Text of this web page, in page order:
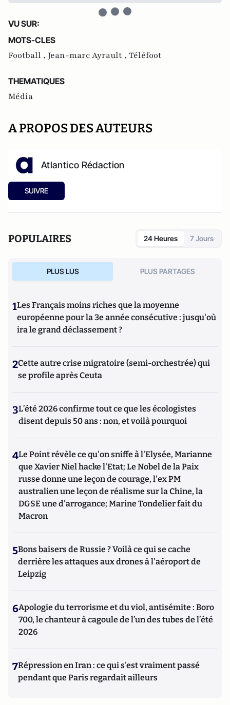
VU SUR:
MOTS-CLES
Football , Jean-marc Ayrault , Téléfoot
THEMATIQUES
Média
A PROPOS DES AUTEURS
Atlantico Rédaction
SUIVRE
POPULAIRES 24 Heures 7 Jours
PLUS LUS PLUS PARTAGES
1Les Français moins riches que la moyenne
européenne pour la 3e année consécutive : jusqu'où
ira le grand déclassement ?
2Cette autre crise migratoire (semi-orchestrée) qui
se profile après Ceuta
3L’été 2026 confirme tout ce que les écologistes
disent depuis 50 ans : non, et voilà pourquoi
4Le Point révèle ce qu'on sniffe à l'Elysée, Marianne
que Xavier Niel hacke l'Etat; Le Nobel de la Paix
russe donne une leçon de courage, l'ex PM
australien une leçon de réalisme sur la Chine, la
DGSE une d'arrogance; Marine Tondelier fait du
Macron
5Bons baisers de Russie ? Voilà ce qui se cache
derrière les attaques aux drones à l'aéroport de
Leipzig
6Apologie du terrorisme et du viol, antisémite : Boro
700, le chanteur à cagoule de l’un des tubes de l’été
2026
7Répression en Iran : ce qui s'est vraiment passé
pendant que Paris regardait ailleurs